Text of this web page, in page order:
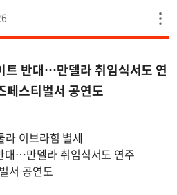
트 반대…만델라 취임식서도 연
스티벌서 공연도
이브라힘 별세
대…만델라 취임식서도 연주
서 공연도